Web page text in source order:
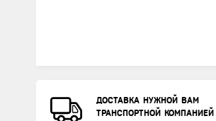
ДОСТАВКА НУЖНОЙ ВАМ
ТРАНСПОРТНОЙ КОМПАНИЕЙ